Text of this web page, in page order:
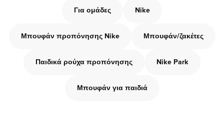
Για ομάδες Nike
Μπουφάν προπόνησης Nike Μπουφάν/ζακέτες
Παιδικά ρούχα προπόνησης Nike Park
Μπουφάν για παιδιά